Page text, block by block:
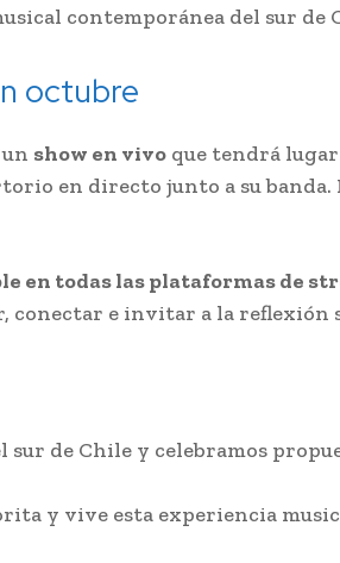
contemporánea del sur de
octubre
show en vivo que tendrá
en directo junto a su
en todas las plataformas de
conectar e invitar a la
de Chile y celebramos
y vive esta experiencia